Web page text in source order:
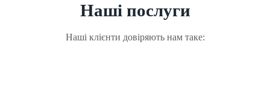
Наші послуги
Наші клієнти довіряють нам таке: